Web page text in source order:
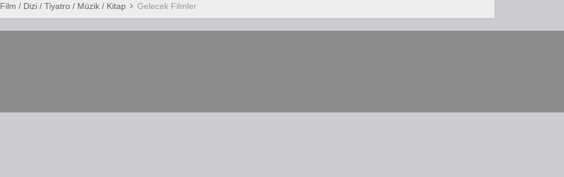
Film / Dizi / Tiyatro / Müzik / Kitap Gelecek Filmler